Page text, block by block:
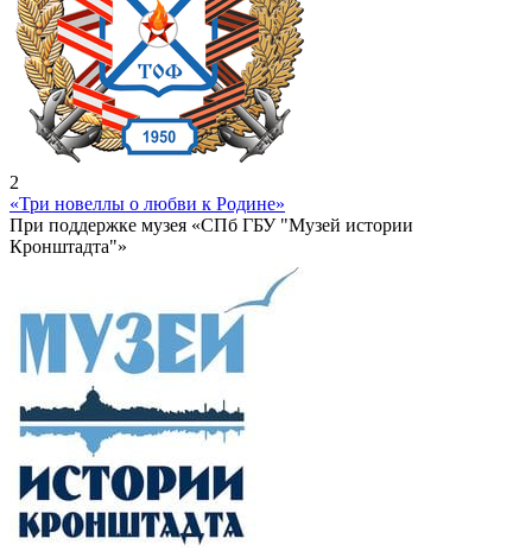
2
«Три новеллы о любви к Родине»
При поддержке музея «СПб ГБУ "Музей истории
Кронштадта"»